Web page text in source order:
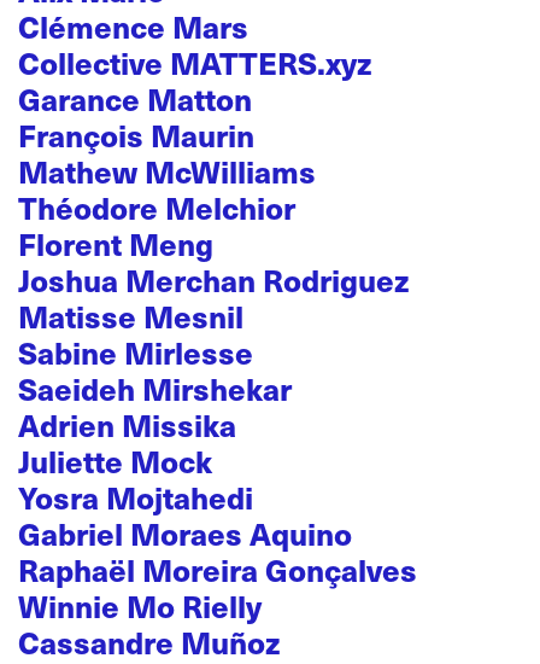
Clémence Mars
Collective MATTERS.xyz
Garance Matton
François Maurin
Mathew McWilliams
Théodore Melchior
Florent Meng
Joshua Merchan Rodriguez
Matisse Mesnil
Sabine Mirlesse
Saeideh Mirshekar
Adrien Missika
Juliette Mock
Yosra Mojtahedi
Gabriel Moraes Aquino
Raphaël Moreira Gonçalves
Winnie Mo Rielly
Cassandre Muñoz